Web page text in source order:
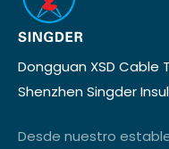
Dongguan XSD Cable
Shenzhen Singder
Desde nuestro